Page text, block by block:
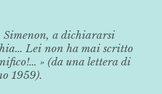
Simenon, a dichiararsi
... Lei non ha mai scritto
» (da una lettera di
1959).